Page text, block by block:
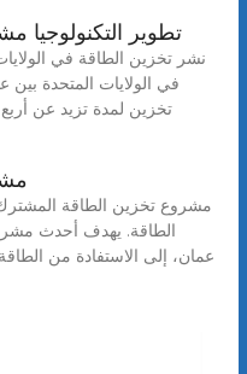
تطوير التكنولوجيا
نشر تخزين الطاقة في
الطاقة. يهدف أحدث
عمان، إلى الاستفادة من